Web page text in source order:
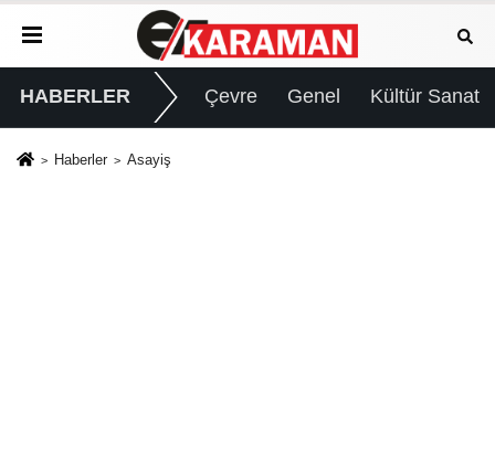
HABERLER Çevre Genel Kültür Sanat
Haberler Asayiş